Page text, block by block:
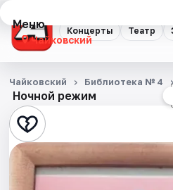
Концерты Театр
Меню
Чайковский
Концерты
Театр
Экскурсии
События
Ночной режим
Чайковский Библиотека № 4